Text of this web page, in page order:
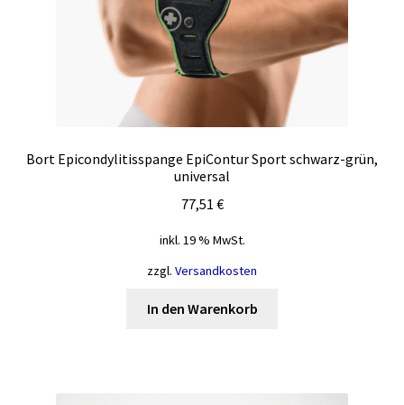
gewählt
werden
Bort Epicondylitisspange EpiContur Sport schwarz-grün,
universal
77,51 €
inkl. 19 % MwSt.
zzgl. Versandkosten
In den Warenkorb